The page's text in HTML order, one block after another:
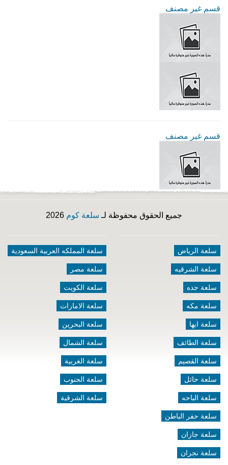
قسم غير مصنف
قسم غير مصنف
جميع الحقوق محفوظة لـ سلعة كوم
سلعة الرياض
سلعة الشرقيه
سلعة جده
سلعة مكه
سلعة ابها
سلعة الطائف
سلعة القصيم
سلعة حائل
سلعة الباحه
سلعة حفر الباطن
سلعة جازان
سلعة نجران
سلعة المملكه العربية السعودية
سلعة مصر
سلعة الكويت
سلعة الامارات
سلعة البحرين
سلعة الشمال
سلعة الغربية
سلعة الجنوب
سلعة الشرقية